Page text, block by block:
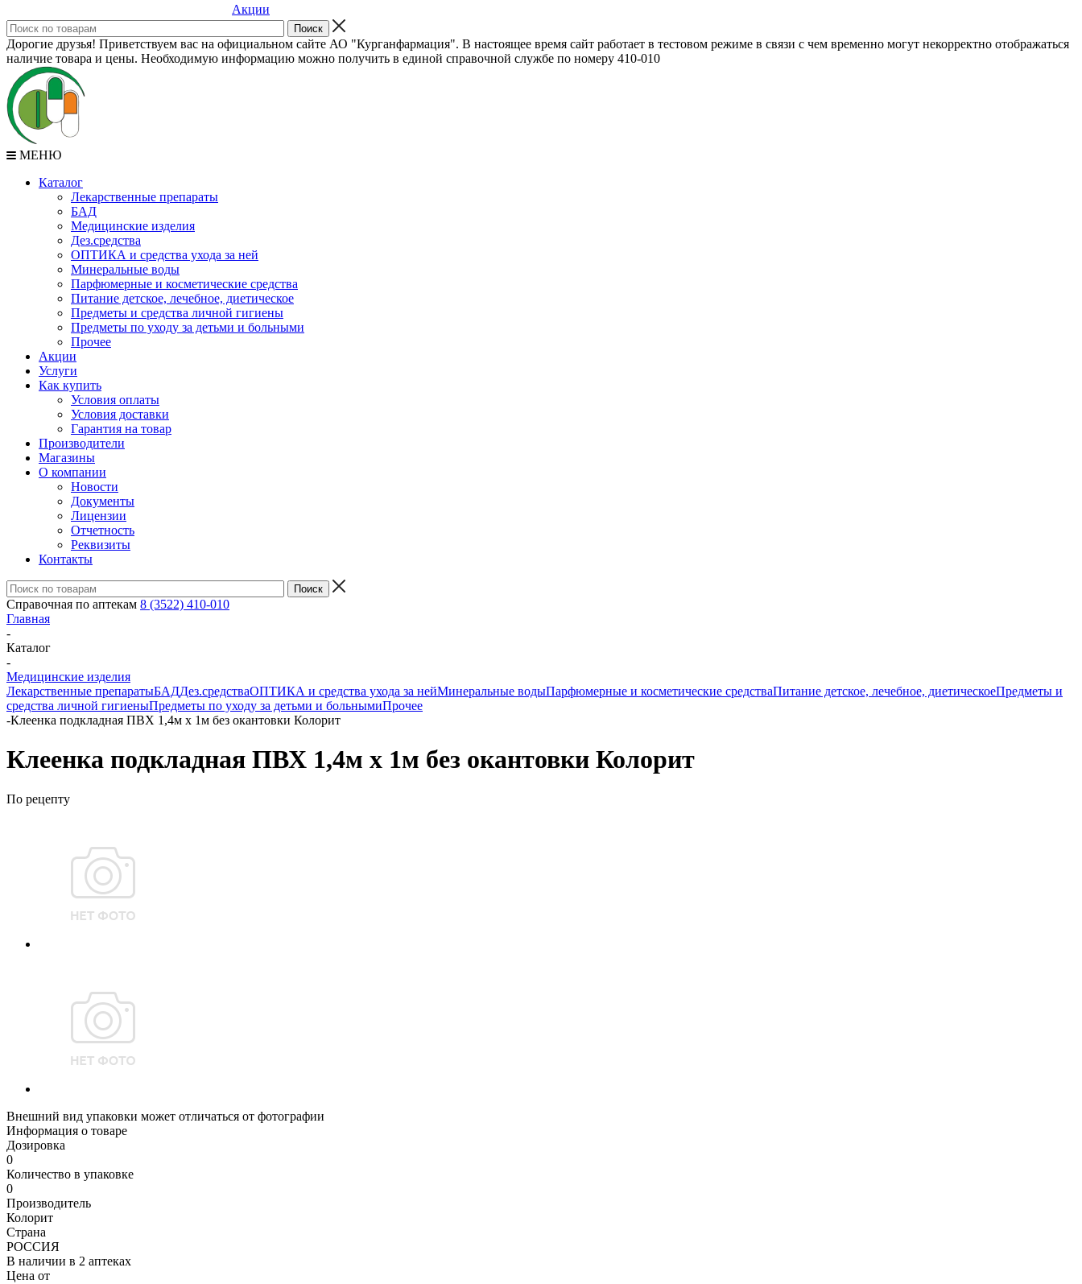
Акции
Дорогие друзья! Приветствуем вас на официальном сайте АО "Курганфармация". В настоящее время сайт работает в тестовом режиме в связи с чем временно могут некорректно отображаться
наличие товара и цены. Необходимую информацию можно получить в единой справочной службе по номеру 410-010
МЕНЮ
Каталог
Лекарственные препараты
БАД
Медицинские изделия
Дез.средства
ОПТИКА и средства ухода за ней
Минеральные воды
Парфюмерные и косметические средства
Питание детское, лечебное, диетическое
Предметы и средства личной гигиены
Предметы по уходу за детьми и больными
Прочее
Акции
Услуги
Как купить
Условия оплаты
Условия доставки
Гарантия на товар
Производители
Магазины
О компании
Новости
Документы
Лицензии
Отчетность
Реквизиты
Контакты
Справочная по аптекам 8 (3522) 410-010
Главная
-
Каталог
-
Медицинские изделия
Лекарственные препаратыБАДДез.средстваОПТИКА и средства ухода за нейМинеральные водыПарфюмерные и косметические средстваПитание детское, лечебное, диетическоеПредметы и
средства личной гигиеныПредметы по уходу за детьми и больнымиПрочее
-Клеенка подкладная ПВХ 1,4м x 1м без окантовки Колорит
Клеенка подкладная ПВХ 1,4м x 1м без окантовки Колорит
По рецепту
Внешний вид упаковки может отличаться от фотографии
Информация о товаре
Дозировка
0
Количество в упаковке
0
Производитель
Колорит
Страна
РОССИЯ
В наличии в 2 аптеках
Цена от